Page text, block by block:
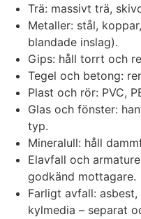
Trä: massivt trä,
Metaller: stål,
blandade inslag).
Gips: håll torrt och
Tegel och betong:
Plast och rör: PVC,
Glas och fönster:
typ.
Mineralull: håll
Elavfall och
godkänd mottagare.
Farligt avfall:
kylmedia – separat